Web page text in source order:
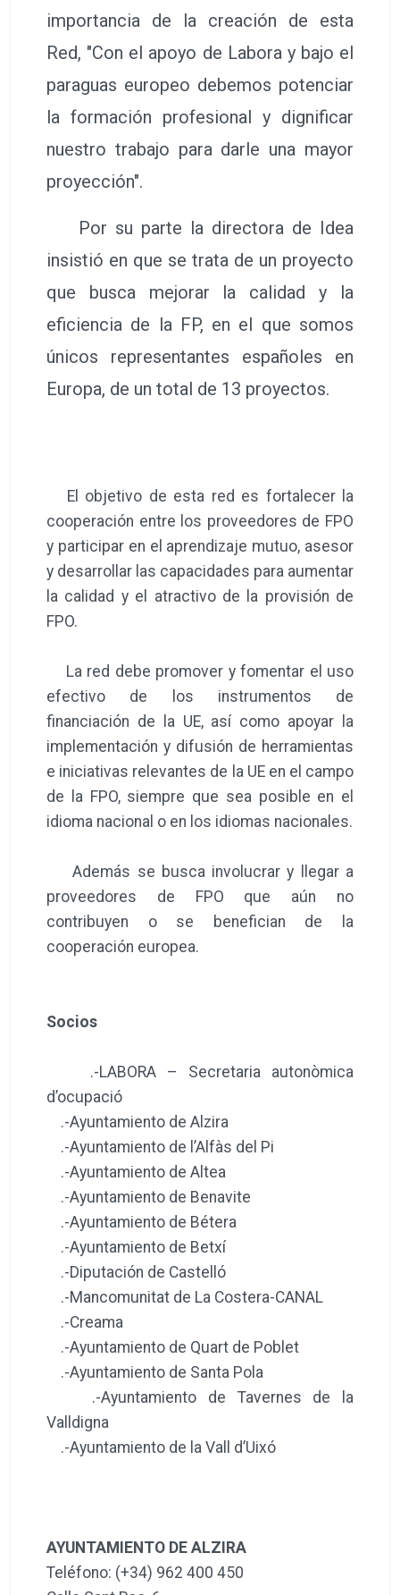
importancia de la creación de esta
Red, "Con el apoyo de Labora y bajo el
paraguas europeo debemos potenciar
la formación profesional y dignificar
nuestro trabajo para darle una mayor
proyección".
Por su parte la directora de Idea
insistió en que se trata de un proyecto
que busca mejorar la calidad y la
eficiencia de la FP, en el que somos
únicos representantes españoles en
Europa, de un total de 13 proyectos.
El objetivo de esta red es fortalecer la
cooperación entre los proveedores de FPO
y participar en el aprendizaje mutuo, asesor
y desarrollar las capacidades para aumentar
la calidad y el atractivo de la provisión de
FPO.
La red debe promover y fomentar el uso
efectivo de los instrumentos de
financiación de la UE, así como apoyar la
implementación y difusión de herramientas
e iniciativas relevantes de la UE en el campo
de la FPO, siempre que sea posible en el
idioma nacional o en los idiomas nacionales.
Además se busca involucrar y llegar a
proveedores de FPO que aún no
contribuyen o se benefician de la
cooperación europea.
Socios
.-LABORA – Secretaria autonòmica
d’ocupació
.-Ayuntamiento de Alzira
.-Ayuntamiento de l’Alfàs del Pi
.-Ayuntamiento de Altea
.-Ayuntamiento de Benavite
.-Ayuntamiento de Bétera
.-Ayuntamiento de Betxí
.-Diputación de Castelló
.-Mancomunitat de La Costera-CANAL
.-Creama
.-Ayuntamiento de Quart de Poblet
.-Ayuntamiento de Santa Pola
.-Ayuntamiento de Tavernes de la
Valldigna
.-Ayuntamiento de la Vall d’Uixó
AYUNTAMIENTO DE ALZIRA
Teléfono: (+34) 962 400 450